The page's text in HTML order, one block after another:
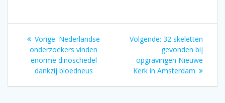
Bericht
navigatie
Vorige: Vorig
bericht:
Nederlandse
onderzoekers vinden
enorme dinoschedel
dankzij bloedneus
Volgende: Volgend
bericht:
32 skeletten
gevonden bij
opgravingen Nieuwe
Kerk in Amsterdam